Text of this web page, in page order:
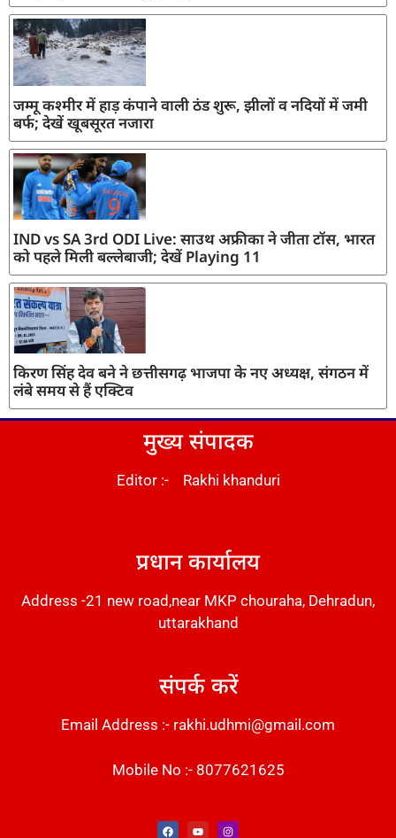
जम्मू कश्मीर में हाड़ कंपाने वाली ठंड शुरू, झीलों व नदियों में जमी
बर्फ; देखें खूबसूरत नजारा
IND vs SA 3rd ODI Live: साउथ अफ्रीका ने जीता टॉस, भारत
को पहले मिली बल्लेबाजी; देखें Playing 11
किरण सिंह देव बने ने छत्तीसगढ़ भाजपा के नए अध्यक्ष, संगठन में
लंबे समय से हैं एक्टिव
मुख्य संपादक
Editor :- Rakhi khanduri
प्रधान कार्यालय
Address -21 new road,near MKP chouraha, Dehradun,
uttarakhand
संपर्क करें
Email Address :- rakhi.udhmi@gmail.com
Mobile No :- 8077621625